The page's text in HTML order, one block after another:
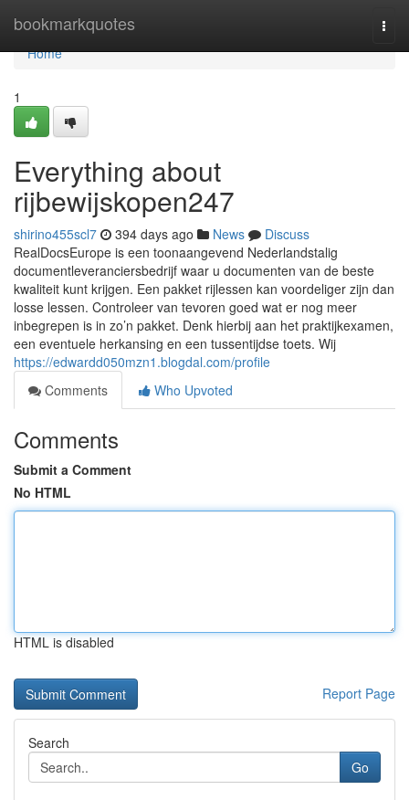
bookmarkquotes
Home
Home
1
Everything about
rijbewijskopen247
shirino455scl7 394 days ago News
Discuss
RealDocsEurope is een toonaangevend Nederlandstalig
documentleveranciersbedrijf waar u documenten van de beste
kwaliteit kunt krijgen. Een pakket rijlessen kan voordeliger zijn dan
losse lessen. Controleer van tevoren goed wat er nog meer
inbegrepen is in zo’n pakket. Denk hierbij aan het praktijkexamen,
een eventuele herkansing en een tussentijdse toets. Wij
https://edwardd050mzn1.blogdal.com/profile
Comments
Who Upvoted
Comments
Submit a Comment
No HTML
HTML is disabled
Report Page
Search
Go